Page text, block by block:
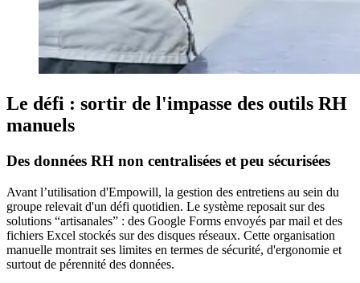
Le défi : sortir de l'impasse des outils RH
manuels
Des données RH non centralisées et peu sécurisées
Avant l’utilisation d'Empowill, la gestion des entretiens au sein du
groupe relevait d'un défi quotidien. Le système reposait sur des
solutions “artisanales” : des Google Forms envoyés par mail et des
fichiers Excel stockés sur des disques réseaux. Cette organisation
manuelle montrait ses limites en termes de sécurité, d'ergonomie et
surtout de pérennité des données.